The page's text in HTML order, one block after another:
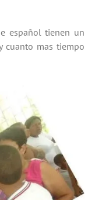
español tienen un
cuanto mas tiempo